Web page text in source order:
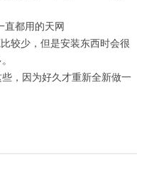
直都用的天网
较少，但是安装东西时会很
，因为好久才重新全新做一